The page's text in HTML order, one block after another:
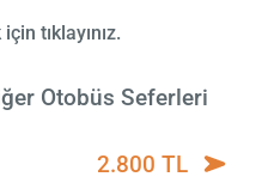
tıklayınız.
Otobüs Seferleri
2.800 TL